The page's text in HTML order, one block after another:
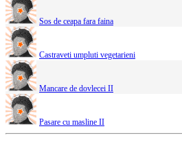
Sos de ceapa fara faina
Castraveti umpluti vegetarieni
Mancare de dovlecei II
Pasare cu masline II